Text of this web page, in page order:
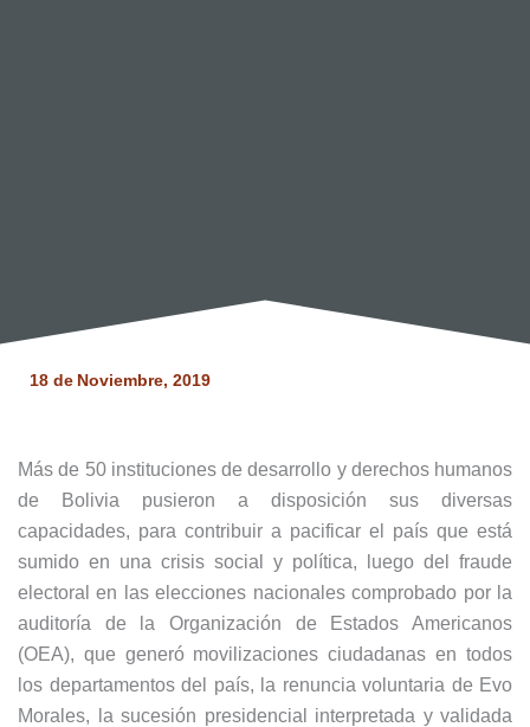
18 de Noviembre, 2019
Más de 50 instituciones de desarrollo y derechos humanos
de Bolivia pusieron a disposición sus diversas
capacidades, para contribuir a pacificar el país que está
sumido en una crisis social y política, luego del fraude
electoral en las elecciones nacionales comprobado por la
auditoría de la Organización de Estados Americanos
(OEA), que generó movilizaciones ciudadanas en todos
los departamentos del país, la renuncia voluntaria de Evo
Morales, la sucesión presidencial interpretada y validada